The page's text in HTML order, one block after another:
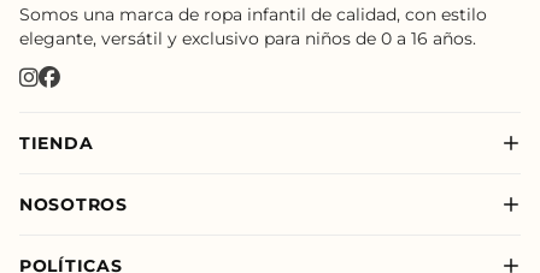
Somos una marca de ropa infantil de calidad, con estilo
elegante, versátil y exclusivo para niños de 0 a 16 años.
TIENDA
Niño
NOSOTROS
POLÍTICAS